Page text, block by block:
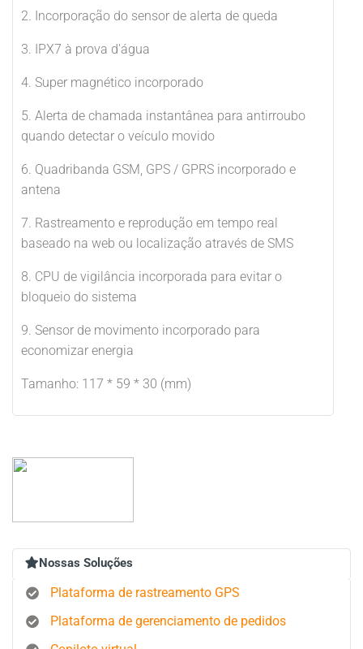
2. Incorporação do sensor de alerta de queda
3. IPX7 à prova d'água
4. Super magnético incorporado
5. Alerta de chamada instantânea para antirroubo
quando detectar o veículo movido
6. Quadribanda GSM, GPS / GPRS incorporado e
antena
7. Rastreamento e reprodução em tempo real
baseado na web ou localização através de SMS
8. CPU de vigilância incorporada para evitar o
bloqueio do sistema
9. Sensor de movimento incorporado para
economizar energia
Tamanho: 117 * 59 * 30 (mm)
Nossas Soluções
Plataforma de rastreamento GPS
Plataforma de gerenciamento de pedidos